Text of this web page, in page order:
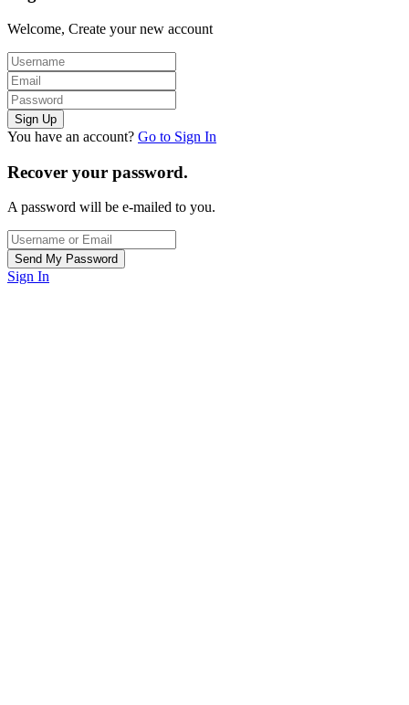
Welcome, Create your new account
You have an account? Go to Sign In
Recover your password.
A password will be e-mailed to you.
Sign In